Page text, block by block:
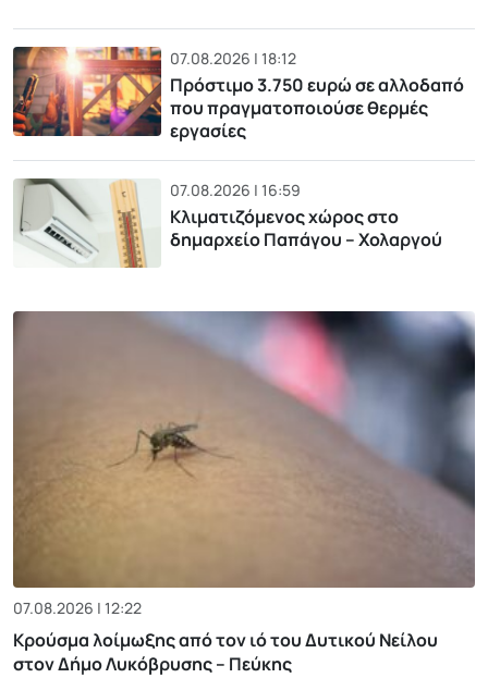
07.08.2026 | 18:12
Πρόστιμο 3.750 ευρώ σε αλλοδαπό
που πραγματοποιούσε θερμές
εργασίες
07.08.2026 | 16:59
Κλιματιζόμενος χώρος στο
δημαρχείο Παπάγου – Χολαργού
07.08.2026 | 12:22
Κρούσμα λοίμωξης από τον ιό του Δυτικού Νείλου
στον Δήμο Λυκόβρυσης – Πεύκης